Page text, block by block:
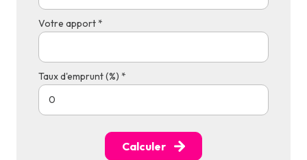
Votre apport *
Taux d'emprunt (%) *
Calculer